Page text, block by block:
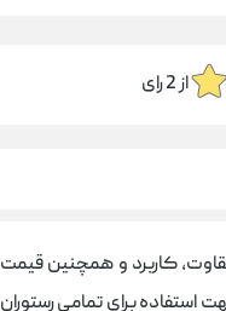
از2رای
کاربرد و همچنین قیمت
استفاده برای تمامی رستوران